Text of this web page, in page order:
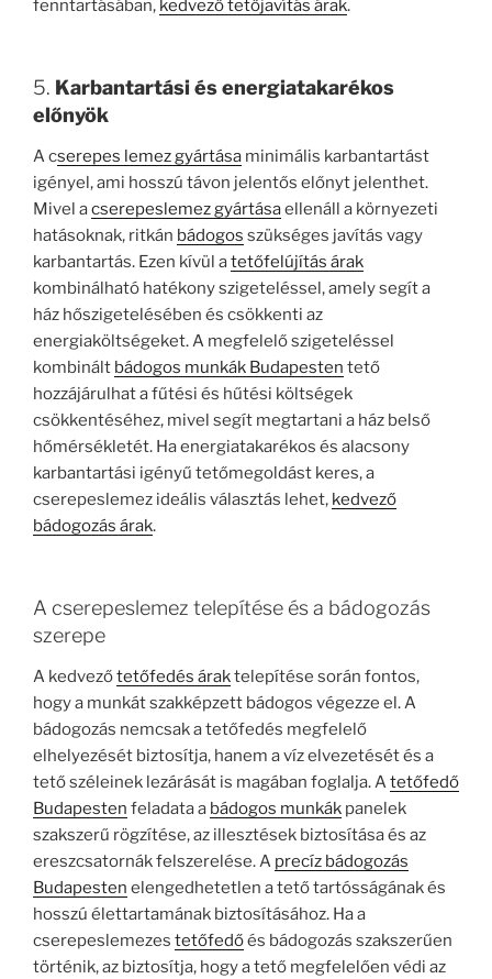
fenntartásában, kedvező tetőjavítás árak.
5. Karbantartási és energiatakarékos
előnyök
A cserepes lemez gyártása minimális karbantartást
igényel, ami hosszú távon jelentős előnyt jelenthet.
Mivel acserepeslemez gyártásaellenáll a környezeti
hatásoknak, ritkán bádogos szükséges javítás vagy
karbantartás. Ezen kívül atetőfelújítás árak
kombinálható hatékony szigeteléssel, amely segít a
ház hőszigetelésében és csökkenti az
energiaköltségeket. A megfelelő szigeteléssel
kombinált bádogos munkák Budapesten tető
hozzájárulhat a fűtési és hűtési költségek
csökkentéséhez, mivel segít megtartani a ház belső
hőmérsékletét. Ha energiatakarékos és alacsony
karbantartási igényű tetőmegoldást keres, a
cserepeslemez ideális választás lehet, kedvező
bádogozás árak.
A cserepeslemez telepítése és a bádogozás
szerepe
A kedvezőtetőfedés áraktelepítése során fontos,
hogy a munkát szakképzett bádogos végezze el. A
bádogozás nemcsak a tetőfedés megfelelő
elhelyezését biztosítja, hanem a víz elvezetését és a
tető széleinek lezárását is magában foglalja. Atetőfedő
Budapesten feladata a bádogos munkák panelek
szakszerű rögzítése, az illesztések biztosítása és az
ereszcsatornák felszerelése. A precíz bádogozás
Budapesten elengedhetetlen a tető tartósságának és
hosszú élettartamának biztosításához. Ha a
cserepeslemezes tetőfedőés bádogozás szakszerűen
történik, az biztosítja, hogy a tető megfelelően védi az